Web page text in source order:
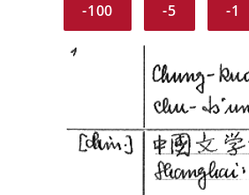
-100 -5 -1